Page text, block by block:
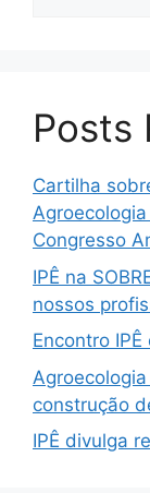
Posts
Cartilha
Congresso
IPÊ na
nossos
Encontro
construção
IPÊ divulga